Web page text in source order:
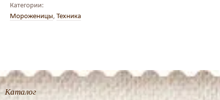
Категории:
Мороженицы, Техника
Каталог